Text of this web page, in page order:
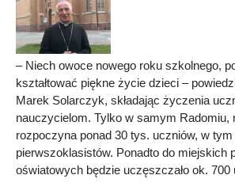
– Niech owoce nowego roku szkolnego,
kształtować piękne życie dzieci –
Marek Solarczyk, składając życzenia
nauczycielom. Tylko w samym Radomiu,
rozpoczyna ponad 30 tys. uczniów, w tym
pierwszoklasistów. Ponadto do miejskich
oświatowych będzie uczęszczało ok.